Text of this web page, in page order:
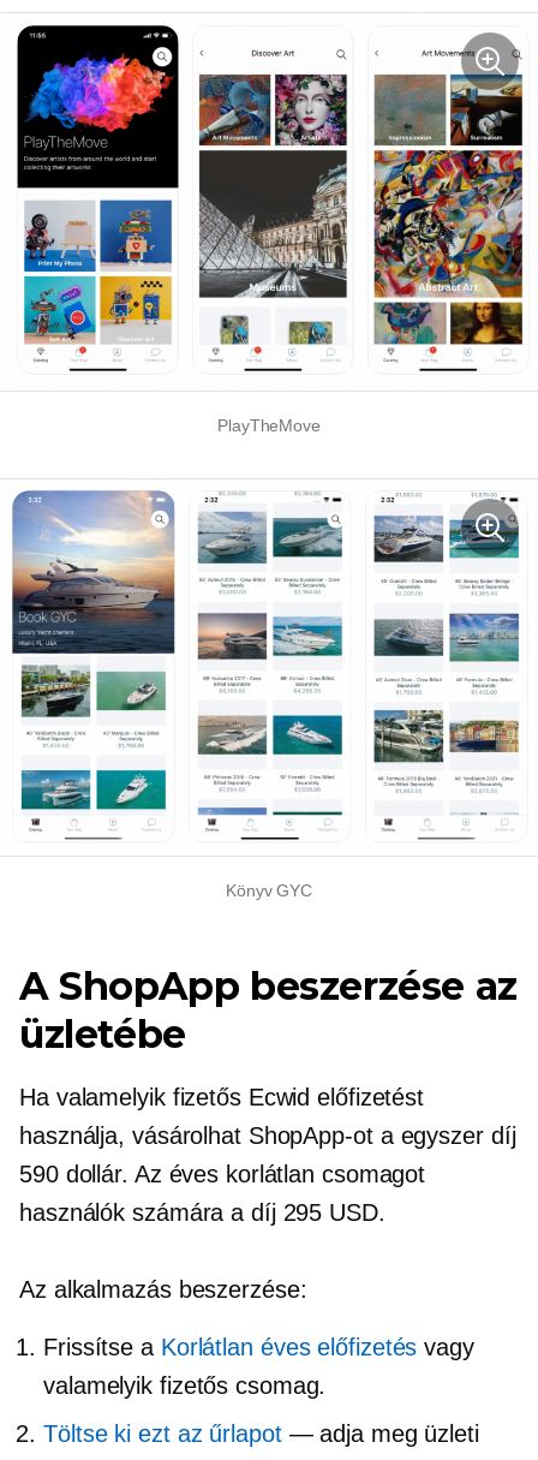
PlayTheMove
Könyv GYC
A ShopApp beszerzése az
üzletébe
Ha valamelyik fizetős Ecwid előfizetést
használja, vásárolhat ShopApp-ot a egyszerdíj
590 dollár. Az éves korlátlan csomagot
használók számára a díj 295 USD.
Az alkalmazás beszerzése:
Frissítse a Korlátlan éves előfizetés vagy
valamelyik fizetős csomag.
Töltse ki ezt az űrlapot— adja meg üzleti